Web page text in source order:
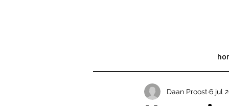
Daan Proost 6 jul